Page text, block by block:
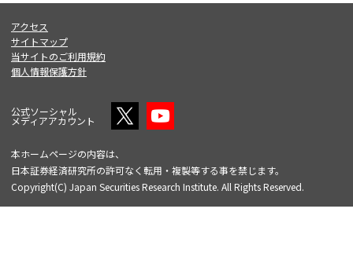
アクセス
サイトマップ
当サイトのご利用規約
個人情報保護方針
公式ソーシャル
メディアアカウント
本ホームページの内容は、
日本証券経済研究所の許可なく転用・複製等する事を禁じます。
Copyright(C) Japan Securities Research Institute. All Rights Reserved.